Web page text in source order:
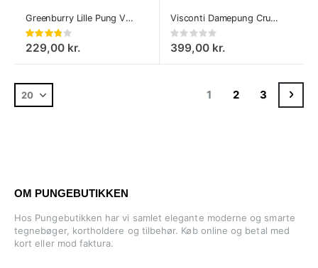
Greenburry Lille Pung Vintage
Bedømmelse:
75%
229,00 kr.
Visconti Damepung Crush
Rating:
0%
399,00 kr.
Du læser i øjeblikket
1 Side
2 Side
3 Side
GÅ
OM PUNGEBUTIKKEN
Hos Pungebutikken har vi samlet elegante moderne og smarte
tegnebøger, kortholdere og tilbehør. Køb online og betal med
kort eller mod faktura.